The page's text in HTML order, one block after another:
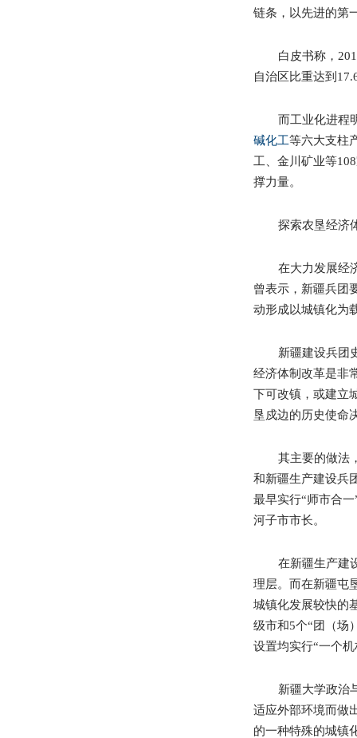
链条，以先进的第
白皮书称，
自治区比重达到
而工业化进程
碱化工等六大支柱
工、金川矿业等108
撑力量。
探索农垦经济
在大力发展经
曾表示，新疆兵团
动形成以城镇化为
新疆建设兵团
经济体制改革是非
下可改镇，或建立
垦戍边的历史使命
其主要的做法
和新疆生产建设兵
最早实行“师市合一
河子市市长。
在新疆生产建
理层。而在新疆屯
城镇化发展较快的
级市和5个“团（场
设置均实行“一个
新疆大学政治
适应外部环境而做
的一种特殊的城镇